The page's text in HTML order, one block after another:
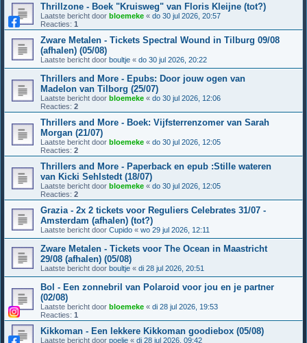
Thrillzone - Boek "Kruisweg" van Floris Kleijne (tot?)
Laatste bericht door bloemeke « do 30 jul 2026, 20:57
Reacties: 1
Zware Metalen - Tickets Spectral Wound in Tilburg 09/08
(afhalen) (05/08)
Laatste bericht door boultje « do 30 jul 2026, 20:22
Thrillers and More - Epubs: Door jouw ogen van
Madelon van Tilborg (25/07)
Laatste bericht door bloemeke « do 30 jul 2026, 12:06
Reacties: 2
Thrillers and More - Boek: Vijfsterrenzomer van Sarah
Morgan (21/07)
Laatste bericht door bloemeke « do 30 jul 2026, 12:05
Reacties: 2
Thrillers and More - Paperback en epub :Stille wateren
van Kicki Sehlstedt (18/07)
Laatste bericht door bloemeke « do 30 jul 2026, 12:05
Reacties: 2
Grazia - 2x 2 tickets voor Reguliers Celebrates 31/07 -
Amsterdam (afhalen) (tot?)
Laatste bericht door Cupido « wo 29 jul 2026, 12:11
Zware Metalen - Tickets voor The Ocean in Maastricht
29/08 (afhalen) (05/08)
Laatste bericht door boultje « di 28 jul 2026, 20:51
Bol - Een zonnebril van Polaroid voor jou en je partner
(02/08)
Laatste bericht door bloemeke « di 28 jul 2026, 19:53
Reacties: 1
Kikkoman - Een lekkere Kikkoman goodiebox (05/08)
Laatste bericht door poelie « di 28 jul 2026, 09:42